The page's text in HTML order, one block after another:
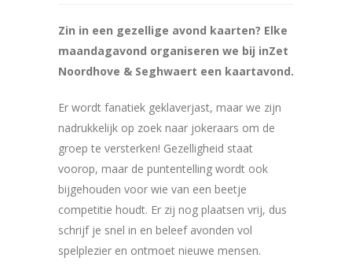
Zin in een gezellige avond kaarten? Elke
maandagavond organiseren we bij inZet
Noordhove & Seghwaert een kaartavond.
Er wordt fanatiek geklaverjast, maar we zijn
nadrukkelijk op zoek naar jokeraars om de
groep te versterken! Gezelligheid staat
voorop, maar de puntentelling wordt ook
bijgehouden voor wie van een beetje
competitie houdt. Er zij nog plaatsen vrij, dus
schrijf je snel in en beleef avonden vol
spelplezier en ontmoet nieuwe mensen.